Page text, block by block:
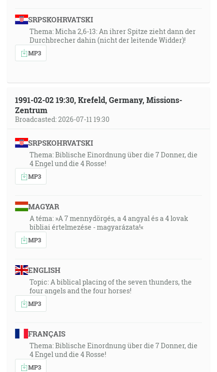
SRPSKOHRVATSKI
Thema: Micha 2,6-13: An ihrer Spitze zieht dann der
Durchbrecher dahin (nicht der leitende Widder)!
MP3
1991-02-02 19:30, Krefeld, Germany, Missions-
Zentrum
Broadcasted: 2026-07-11 19:30
SRPSKOHRVATSKI
Thema: Biblische Einordnung über die 7 Donner, die
4 Engel und die 4 Rosse!
MP3
MAGYAR
A téma: »A 7 mennydörgés, a 4 angyal és a 4 lovak
bibliai értelmezése - magyarázata!«
MP3
ENGLISH
Topic: A biblical placing of the seven thunders, the
four angels and the four horses!
MP3
FRANÇAIS
Thema: Biblische Einordnung über die 7 Donner, die
4 Engel und die 4 Rosse!
MP3